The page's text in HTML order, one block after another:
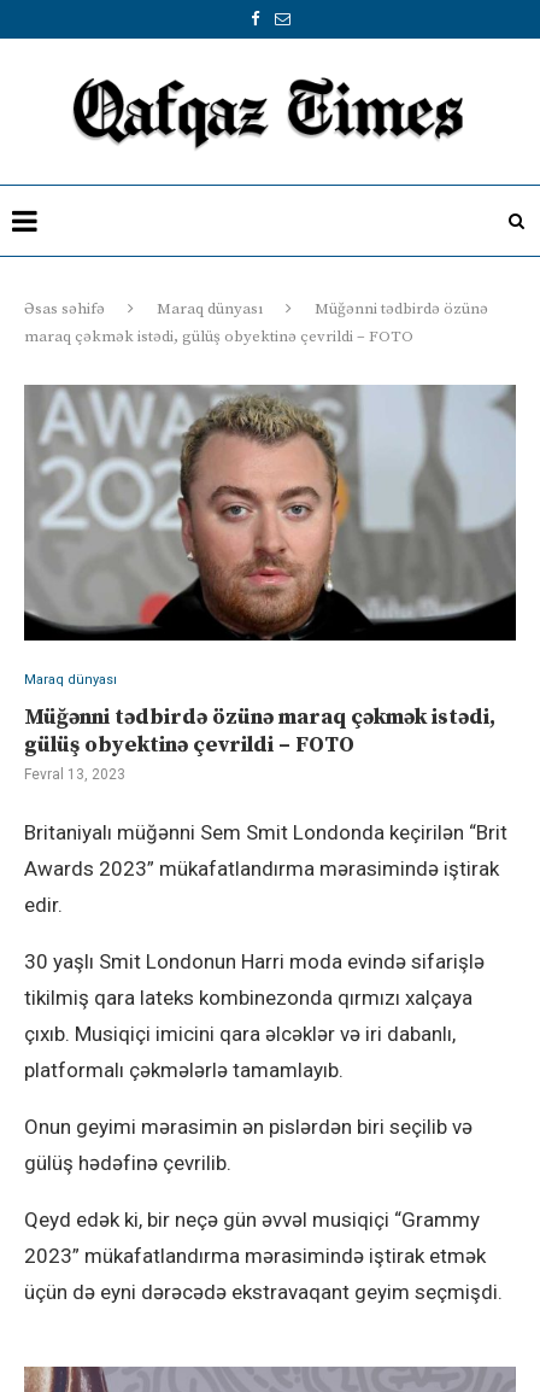
Əsas səhifə Maraq dünyası
Müğənni tədbirdə özünə
maraq çəkmək istədi, gülüş obyektinə çevrildi – FOTO
Maraq dünyası
Müğənni tədbirdə özünə maraq çəkmək istədi,
gülüş obyektinə çevrildi – FOTO
Fevral 13, 2023
Britaniyalı müğənni Sem Smit Londonda keçirilən “Brit
Awards 2023” mükafatlandırma mərasimində iştirak
edir.
30 yaşlı Smit Londonun Harri moda evində sifarişlə
tikilmiş qara lateks kombinezonda qırmızı xalçaya
çıxıb. Musiqiçi imicini qara əlcəklər və iri dabanlı,
platformalı çəkmələrlə tamamlayıb.
Onun geyimi mərasimin ən pislərdən biri seçilib və
gülüş hədəfinə çevrilib.
Qeyd edək ki, bir neçə gün əvvəl musiqiçi “Grammy
2023” mükafatlandırma mərasimində iştirak etmək
üçün də eyni dərəcədə ekstravaqant geyim seçmişdi.